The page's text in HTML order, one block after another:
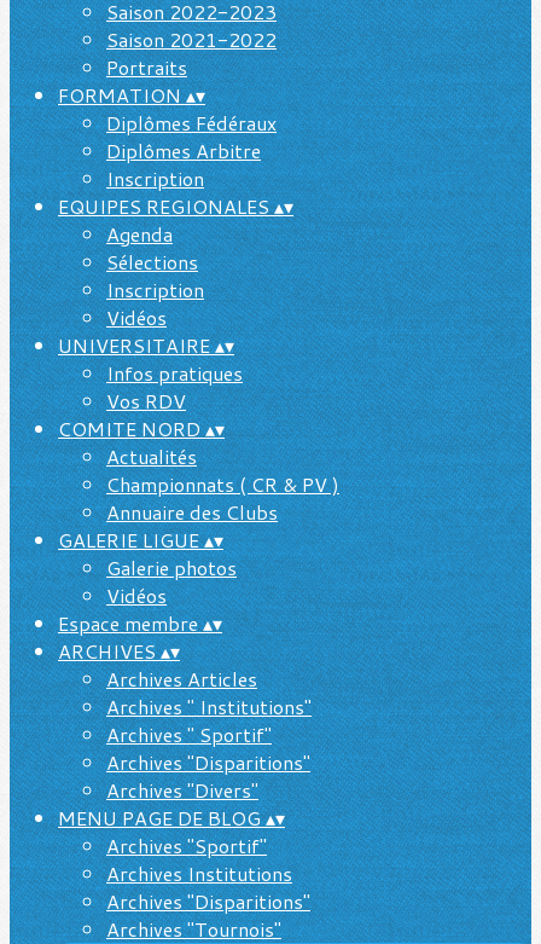
Saison 2022-2023
Saison 2021-2022
Portraits
FORMATION▴▾
Diplômes Fédéraux
Diplômes Arbitre
Inscription
EQUIPES REGIONALES▴▾
Agenda
Sélections
Inscription
Vidéos
UNIVERSITAIRE▴▾
Infos pratiques
Vos RDV
COMITE NORD▴▾
Actualités
Championnats ( CR & PV )
Annuaire des Clubs
GALERIE LIGUE▴▾
Galerie photos
Vidéos
Espace membre▴▾
ARCHIVES▴▾
Archives Articles
Archives " Institutions"
Archives " Sportif"
Archives "Disparitions"
Archives "Divers"
MENU PAGE DE BLOG▴▾
Archives "Sportif"
Archives Institutions
Archives "Disparitions"
Archives "Tournois"